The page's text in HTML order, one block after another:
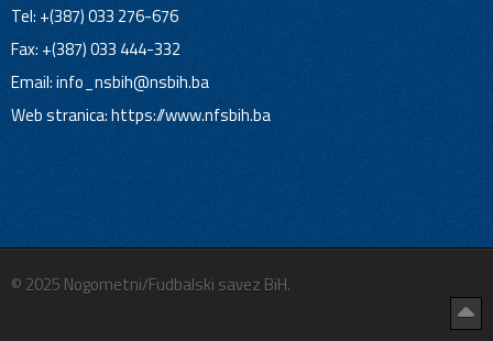
Tel: +(387) 033 276-676
Fax: +(387) 033 444-332
Email:info_nsbih@nsbih.ba
Web stranica: https://www.nfsbih.ba
© 2025 Nogometni/Fudbalski savez BiH.